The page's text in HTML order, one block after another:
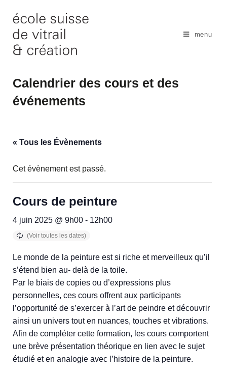
content
menu
Calendrier des cours et des
événements
« Tous les Évènements
Cet évènement est passé.
Cours de peinture
4 juin 2025 @ 9h00 - 12h00
Le monde de la peinture est si riche et merveilleux qu’il
s’étend bien au- delà de la toile.
Par le biais de copies ou d’expressions plus
personnelles, ces cours offrent aux participants
l’opportunité de s’exercer à l’art de peindre et découvrir
ainsi un univers tout en nuances, touches et vibrations.
Afin de compléter cette formation, les cours comportent
une brève présentation théorique en lien avec le sujet
étudié et en analogie avec l’histoire de la peinture.